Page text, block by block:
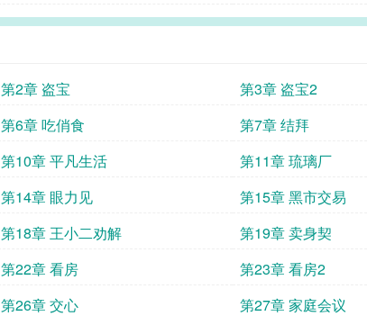
第2章 盗宝 第3章 盗宝2
第6章 吃俏食 第7章 结拜
第10章 平凡生活 第11章 琉璃厂
第14章 眼力见 第15章 黑市交易
第18章 王小二劝解 第19章 卖身契
第22章 看房 第23章 看房2
第26章 交心 第27章 家庭会议